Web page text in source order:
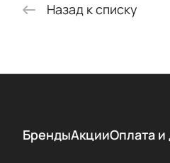
Назад к списку
БрендыАкцииОплата и